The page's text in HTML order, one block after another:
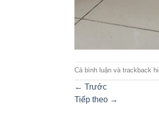
Cả bình luận và trackback
← Trước
Tiếp theo →